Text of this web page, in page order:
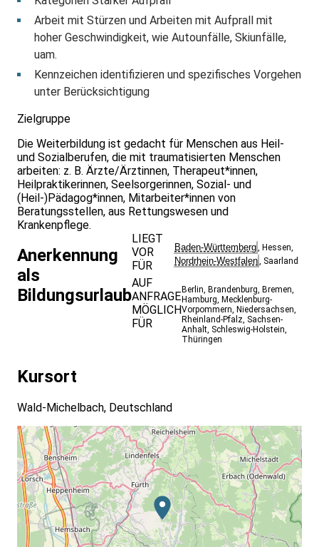
Arbeit mit Stürzen und Arbeiten mit Aufprall mit
hoher Geschwindigkeit, wie Autounfälle, Skiunfälle,
uam.
Kennzeichen identifizieren und spezifisches Vorgehen
unter Berücksichtigung
Zielgruppe
Die Weiterbildung ist gedacht für Menschen aus Heil-
und Sozialberufen, die mit traumatisierten Menschen
arbeiten: z. B. Ärzte/Ärztinnen, Therapeut*innen,
Heilpraktikerinnen, Seelsorgerinnen, Sozial- und
(Heil-)Pädagog*innen, Mitarbeiter*innen von
Beratungsstellen, aus Rettungswesen und
Krankenpflege.
Anerkennung
als
Bildungsurlaub
LIEGT
VOR
FÜR
Baden-Württemberg ,Hessen
Nordrhein-Westfalen Saarland
AUF
ANFRAGE
MÖGLICH
FÜR
Berlin Brandenburg Bremen
Hamburg Mecklenburg-
Vorpommern Niedersachsen
Rheinland-Pfalz Sachsen-
Anhalt Schleswig-Holstein
Thüringen
Kursort
Wald-Michelbach, Deutschland